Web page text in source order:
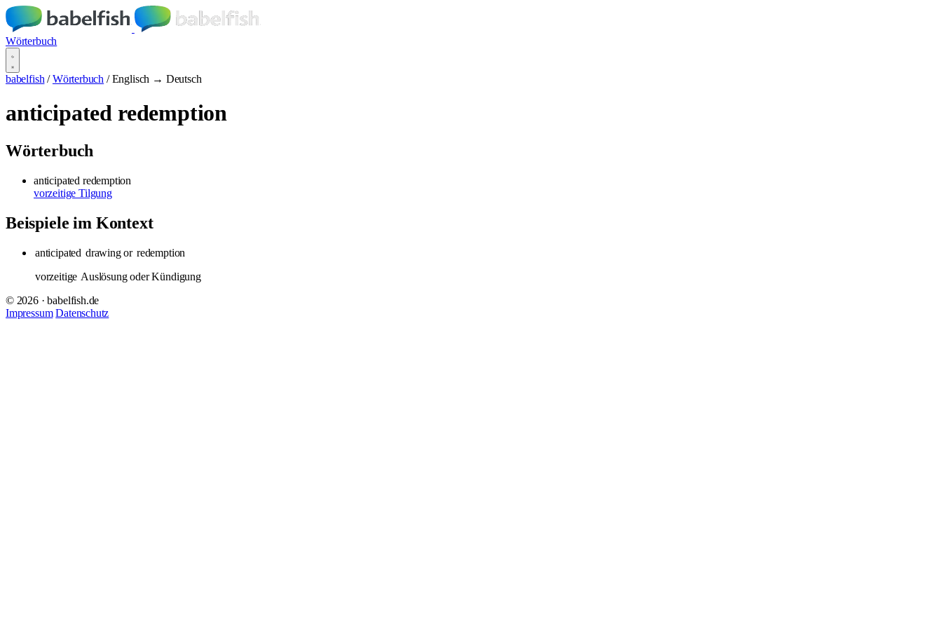
Wörterbuch
babelfish / Wörterbuch / Englisch → Deutsch
anticipated redemption
Wörterbuch
anticipated redemption
vorzeitige Tilgung
Beispiele im Kontext
anticipated drawing or redemption
vorzeitige Auslösung oder Kündigung
© 2026 · babelfish.de
Impressum Datenschutz